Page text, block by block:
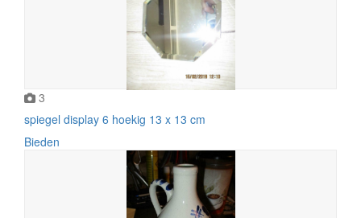
3
spiegel display 6 hoekig 13 x 13 cm
Bieden